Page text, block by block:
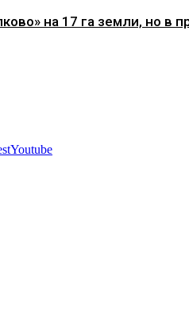
на 17 га земли, но в
Youtube